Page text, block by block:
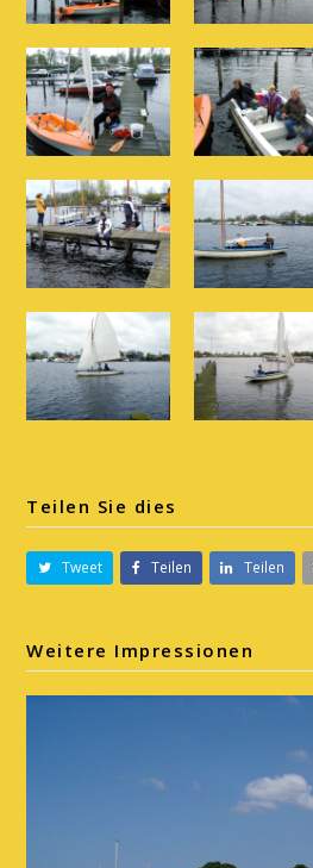
Teilen Sie dies
Tweet Teilen Teilen
Weitere Impressionen